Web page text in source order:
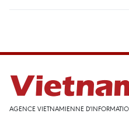
AGENCE VIETNAMIENNE